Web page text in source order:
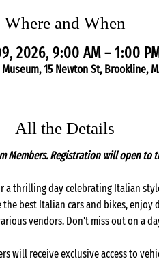
Where and When
2026, 9:00 AM – 1:00
15 Newton St, Brookline,
All the Details
Members. Registration will open to
a thrilling day celebrating Italian
the best Italian cars and bikes,
vendors. Don't miss out on a
will receive exclusive access to